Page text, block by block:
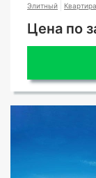
Элитный Квартира
Цена по